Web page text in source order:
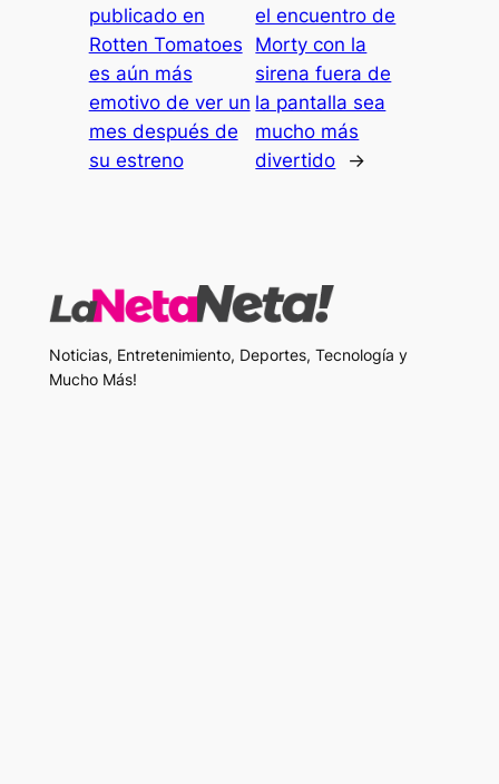
publicado en
Rotten Tomatoes
es aún más
emotivo de ver un
mes después de
su estreno
el encuentro de
Morty con la
sirena fuera de
la pantalla sea
mucho más
divertido
→
Noticias, Entretenimiento, Deportes, Tecnología y
Mucho Más!